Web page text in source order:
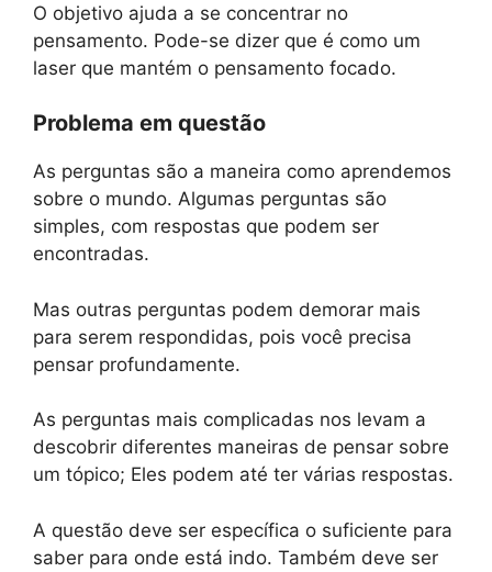
O objetivo ajuda a se concentrar no
pensamento. Pode-se dizer que é como um
laser que mantém o pensamento focado.
Problema em questão
As perguntas são a maneira como aprendemos
sobre o mundo. Algumas perguntas são
simples, com respostas que podem ser
encontradas.
Mas outras perguntas podem demorar mais
para serem respondidas, pois você precisa
pensar profundamente.
As perguntas mais complicadas nos levam a
descobrir diferentes maneiras de pensar sobre
um tópico; Eles podem até ter várias respostas.
A questão deve ser específica o suficiente para
saber para onde está indo. Também deve ser